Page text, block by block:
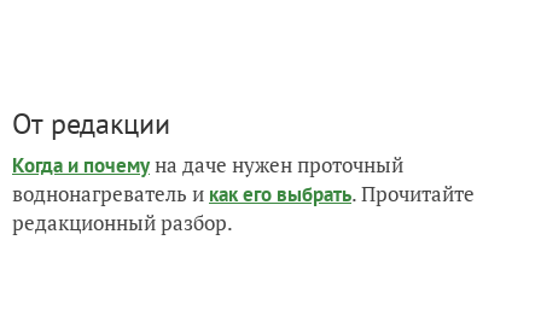
От редакции
Когда и почемуна даче нужен проточный
воднонагреватель и как его выбрать. Прочитайте
редакционный разбор.